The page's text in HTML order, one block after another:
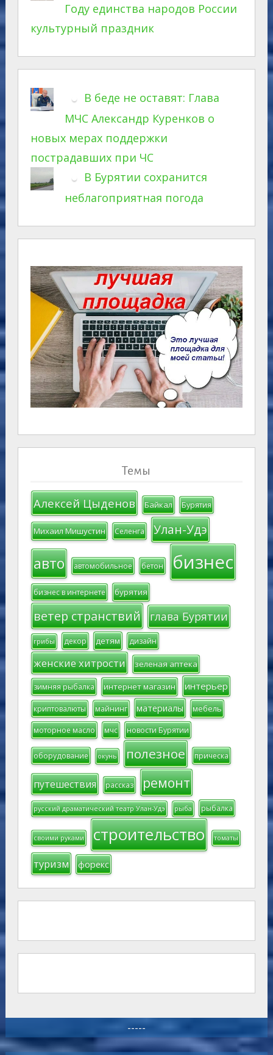
Году единства народов России
культурный праздник
В беде не оставят: Глава
МЧС Александр Куренков о
новых мерах поддержки
пострадавших при ЧС
В Бурятии сохранится
неблагоприятная погода
Темы
Алексей Цыденов Байкал Бурятия
Михаил Мишустин Селенга Улан-Удэ
авто автомобильное бетон бизнес
бизнес в интернете бурятия
ветер странствий глава Бурятии
грибы декор детям дизайн
женские хитрости зеленая аптека
зимняя рыбалка интернет магазин интерьер
криптовалюты майнинг материалы мебель
моторное масло мчс новости Бурятии
оборудование окунь полезное прическа
путешествия рассказ ремонт
русский драматический театр Улан-Удэ рыба рыбалка
своими руками строительство томаты
туризм форекс
-----